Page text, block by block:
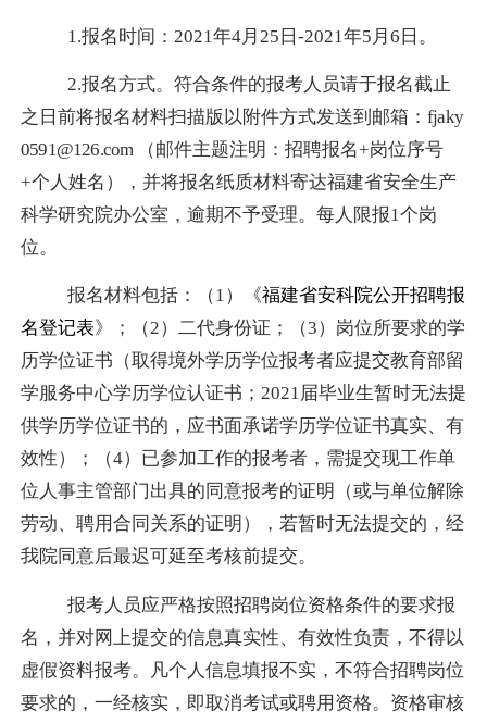
1.报名时间： 2021年4月 25 日 -2021年5 月 6 日。
2.报名方式。 符合条件的报考人员请于报名截止
之日前将报名材料扫描版以附件方式发送到邮箱： fjaky
0591@126.com
（邮件主题注明：招聘报名+岗位序号
+个人姓名），并将报名纸质材料寄达福建省安全生产
科学研究院办公室，逾期不予受理。每人限报1个岗
位。
报名材料包括： （1）《福建省安科院公开招聘报
名登记表》；（2）二代身份证；（3）岗位所要求的学
历学位证书（取得境外学历学位报考者应提交教育部留
学服务中心学历学位认证书； 2021届毕业生暂时无法提
供学历学位证书的，应书面承诺学历学位证书真实、有
效性）；（4）已参加工作的报考者，需提交现工作单
位人事主管部门出具的同意报考的证明（或与单位解除
劳动、聘用合同关系的证明），若暂时无法提交的，经
我院同意后最迟可延至考核前提交。
报考人员应严格按照招聘岗位资格条件的要求报
名，并对网上提交的信息真实性、有效性负责，不得以
虚假资料报考。凡个人信息填报不实，不符合招聘岗位
要求的，一经核实，即取消考试或聘用资格。资格审核